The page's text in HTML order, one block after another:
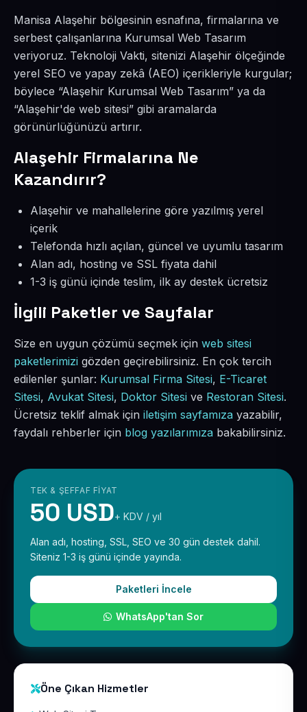
Manisa Alaşehir bölgesinin esnafına, firmalarına ve
serbest çalışanlarına Kurumsal Web Tasarım
veriyoruz. Teknoloji Vakti, sitenizi Alaşehir ölçeğinde
yerel SEO ve yapay zekâ (AEO) içerikleriyle kurgular;
böylece “Alaşehir Kurumsal Web Tasarım” ya da
“Alaşehir'de web sitesi” gibi aramalarda
görünürlüğünüzü artırır.
Alaşehir Firmalarına Ne
Kazandırır?
Alaşehir ve mahallelerine göre yazılmış yerel
içerik
Telefonda hızlı açılan, güncel ve uyumlu tasarım
Alan adı, hosting ve SSL fiyata dahil
1-3 iş günü içinde teslim, ilk ay destek ücretsiz
İlgili Paketler ve Sayfalar
Size en uygun çözümü seçmek için web sitesi
paketlerimizi gözden geçirebilirsiniz. En çok tercih
edilenler şunlar: Kurumsal Firma Sitesi, E-Ticaret
Sitesi, Avukat Sitesi, Doktor Sitesi ve Restoran Sitesi.
Ücretsiz teklif almak için iletişim sayfamıza yazabilir,
faydalı rehberler için blog yazılarımıza bakabilirsiniz.
TEK & ŞEFFAF FIYAT
50 USD+ KDV / yıl
Alan adı, hosting, SSL, SEO ve 30 gün destek dahil.
Siteniz 1-3 iş günü içinde yayında.
Paketleri İncele
WhatsApp'tan Sor
Öne Çıkan Hizmetler